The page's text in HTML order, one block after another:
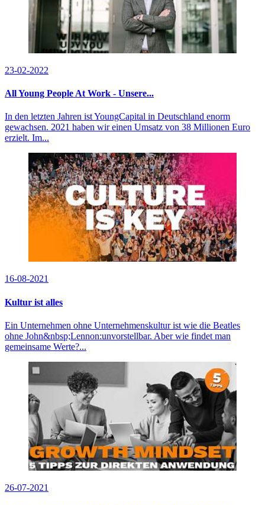
23-02-2022
All Young People At Work - Unsere...
In den letzten Jahren ist YoungCapital in Deutschland enorm
gewachsen. 2021 haben wir einen Umsatz von 38 Millionen Euro
erzielt. Im...
16-08-2021
Kultur ist alles
Ein Unternehmen ohne Unternehmenskultur ist wie die Beatles
ohne John&nbsp;Lennon:unvorstellbar. Aber wie findet man
gemeinsame Werte?...
26-07-2021